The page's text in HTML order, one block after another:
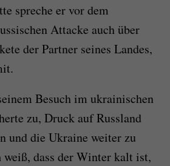
spreche er vor dem
Attacke auch über
der Partner seines Landes,
Besuch im ukrainischen
zu, Druck auf Russland
und die Ukraine weiter zu
dass der Winter kalt ist,